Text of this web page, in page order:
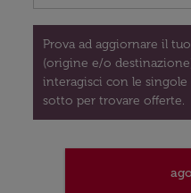
Prova ad aggiornare il
(origine e/o
interagisci con le singole
sotto per trovare offerte.